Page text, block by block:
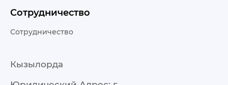
Сотрудничество
Сотрудничество
Кызылорда